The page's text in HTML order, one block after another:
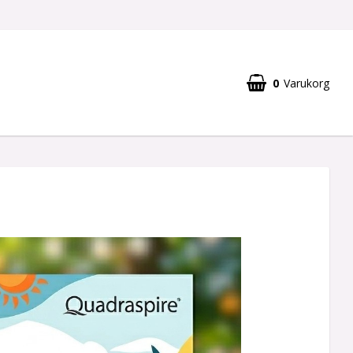
0 Varukorg